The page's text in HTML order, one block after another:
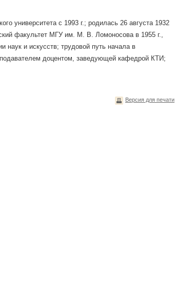
университета с 1993 г.; родилась 26 августа 1932
факультет МГУ им. М. В. Ломоносова в 1955 г.,
наук и искусств; трудовой путь начала в
доцентом, заведующей кафедрой КТИ;
Версия для печати